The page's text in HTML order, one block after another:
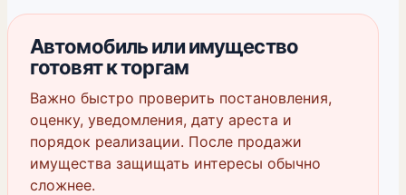
Автомобиль или имущество
готовят к торгам
Важно быстро проверить постановления,
оценку, уведомления, дату ареста и
порядок реализации. После продажи
имущества защищать интересы обычно
сложнее.